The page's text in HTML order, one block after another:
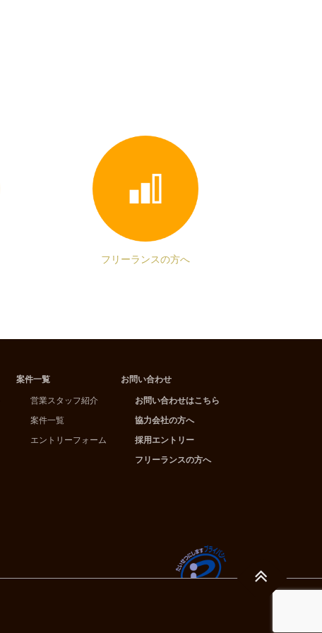
フリーランスの方へ
案件一覧
営業スタッフ紹介
案件一覧
エントリーフォーム
お問い合わせ
お問い合わせはこちら
協力会社の方へ
採用エントリー
フリーランスの方へ